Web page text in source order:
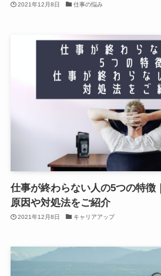
2021年12月8日 仕事の悩み
仕事が終わらない人の5つの特徴
原因や対処法をご紹介
2021年12月8日 キャリアアップ